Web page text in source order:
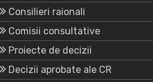
Consilieri raionali
Comisii consultative
Proiecte de decizii
Decizii aprobate ale CR